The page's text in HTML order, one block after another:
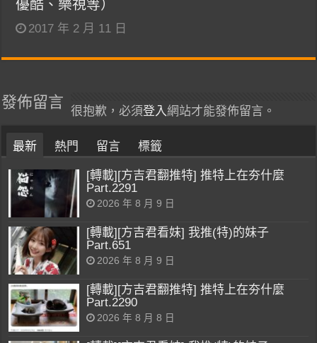
優酷、樂視等）
2017 年 2 月 11 日
發佈留言
很抱歉，必須登入 網站才能發佈留言。
最新 熱門 留言 標籤
[轉載][方吉君翻推特] 推特上在夯什麼
Part.2291
2026 年 8 月 9 日
[轉載][方吉君看妹] 我推(特)的妹子
Part.651
2026 年 8 月 9 日
[轉載][方吉君翻推特] 推特上在夯什麼
Part.2290
2026 年 8 月 8 日